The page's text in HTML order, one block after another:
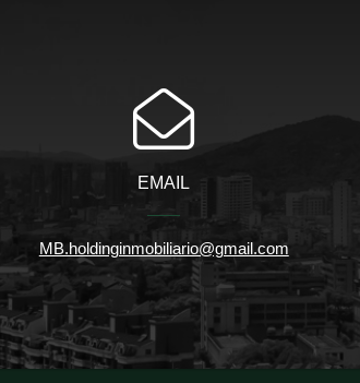
EMAIL
MB.holdinginmobiliario@gmail.com